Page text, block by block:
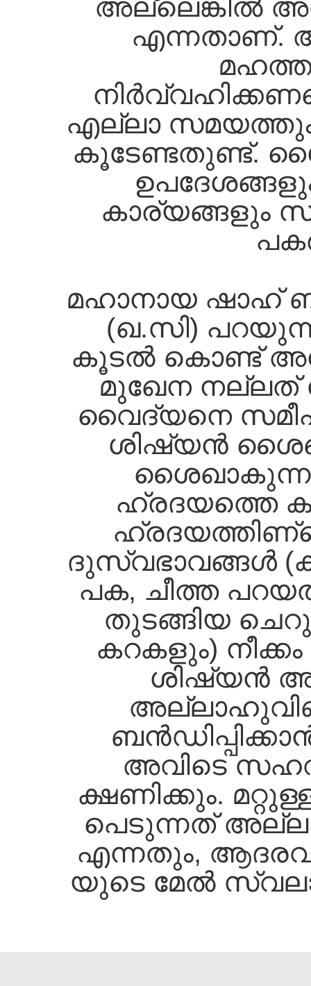
അല്ലെങ്കില്‍
എന്നതാണ്‌.
എല്ലാ
കൂടേണ്ടതുണ്ട്‌.
കാര്യങ്ങളും
മഹാനായ ഷാഹ്‌
(ഖ.സി)
കൂടല്‍ കൊണ്ട്‌
മുഖേന നല്ലത്‌
വൈദ്യനെ
ശിഷ്യന്‍
ഹ്രദയത്തെ
ദുസ്വഭാവങ്ങള്‍
പക, ചീത്ത
തുടങ്ങിയ
കറകളും)
ശിഷ്യന്‍
അവിടെ
ക്ഷണിക്കും.
പെടുന്നത്‌
എന്നതും,
യുടെ മേല്‍